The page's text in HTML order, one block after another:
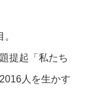
提起「私たち
人を生かす